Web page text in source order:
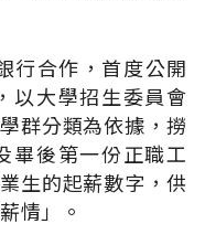
行合作，首度公開
以大學招生委員會
群分類為依據，撈
畢後第一份正職工
生的起薪數字，供
情」。